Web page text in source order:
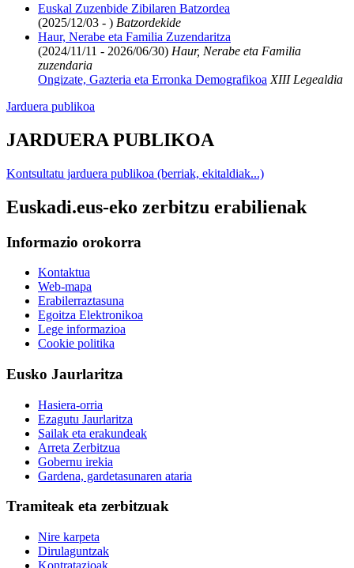
Euskal Zuzenbide Zibilaren Batzordea
(2025/12/03 - ) Batzordekide
Haur, Nerabe eta Familia Zuzendaritza
(2024/11/11 - 2026/06/30) Haur, Nerabe eta Familia
zuzendaria
Ongizate, Gazteria eta Erronka Demografikoa XIII Legealdia
Jarduera publikoa
JARDUERA PUBLIKOA
Kontsultatu jarduera publikoa (berriak, ekitaldiak...)
Euskadi.eus-eko zerbitzu erabilienak
Informazio orokorra
Kontaktua
Web-mapa
Erabilerraztasuna
Egoitza Elektronikoa
Lege informazioa
Cookie politika
Eusko Jaurlaritza
Hasiera-orria
Ezagutu Jaurlaritza
Sailak eta erakundeak
Arreta Zerbitzua
Gobernu irekia
Gardena, gardetasunaren ataria
Tramiteak eta zerbitzuak
Nire karpeta
Dirulaguntzak
Kontratazioak